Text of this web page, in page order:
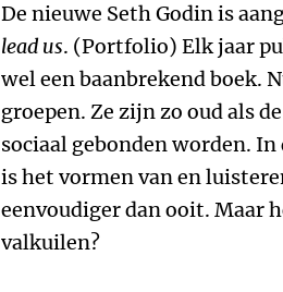
De nieuwe Seth Godin is
lead us. (Portfolio) Elk jaar
wel een baanbrekend boek.
groepen. Ze zijn zo oud als
sociaal gebonden worden.
is het vormen van en
eenvoudiger dan ooit. Maar
valkuilen?